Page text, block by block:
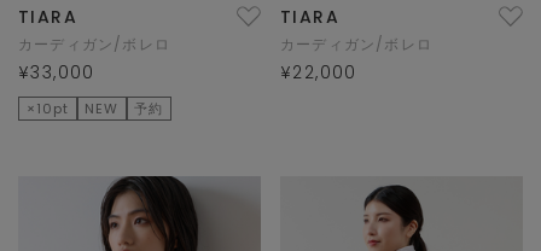
TIARA
カーディガン/ボレロ
¥33,000
×10pt NEW 予約
TIARA
カーディガン/ボレロ
¥22,000